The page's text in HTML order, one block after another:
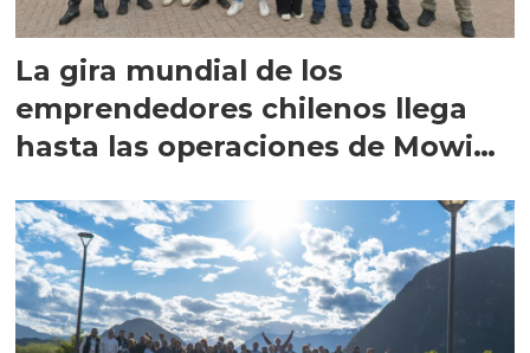
La gira mundial de los
emprendedores chilenos llega
hasta las operaciones de Mowi